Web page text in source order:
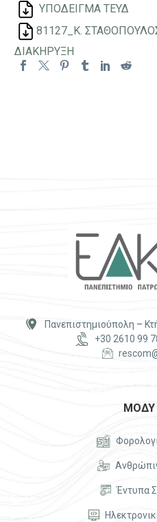
ΥΠΟΔΕΙΓΜΑ ΤΕΥΔ
81127_Κ.
ΔΙΑΚΗΡΥΞΗ

 Πανεπιστημιούπολη –


+30 2610 99


ΜΟΔΥ





 Έντυπα

